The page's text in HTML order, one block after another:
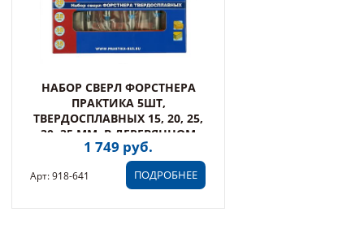
НАБОР СВЕРЛ ФОРСТНЕРА
ПРАКТИКА 5ШТ,
ТВЕРДОСПЛАВНЫХ 15, 20, 25,
30, 35 ММ, В ДЕРЕВЯННОМ
КЕЙ (918-641)
1 749 руб.
ПОДРОБНЕЕ
Арт: 918-641